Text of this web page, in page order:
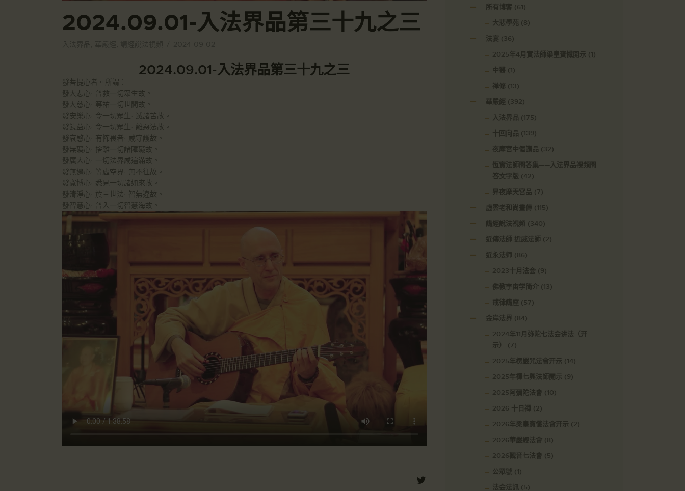
2024.09.01-入法界品第三十九之三
2024.09.01-入法界品第三十九之三
發菩提心者。所謂：
發大悲心· 普救一切眾生故。
發大慈心· 等祐一切世間故。
發安樂心· 令一切眾生· 滅諸苦故。
發饒益心· 令一切眾生· 離惡法故。
發哀愍心· 有怖畏者· 咸守護故。
發無礙心· 捨離一切諸障礙故。
發廣大心· 一切法界咸遍滿故。
發無邊心· 等虛空界· 無不往故。
發寬博心· 悉見一切諸如來故。
發清淨心· 於三世法· 智無違故。
發智慧心· 普入一切智慧海故。
所有博客 (61)
大悲學苑 (8)
法宴 (36)
2025年4月實法師梁皇寶懺開示 (1)
中醫 (1)
禅修 (13)
華嚴經 (392)
入法界品 (175)
十回向品 (139)
夜摩宮中偈讚品 (32)
恆實法師問答集——入法界品視頻問
答文字版 (42)
昇夜摩天宮品 (7)
虛雲老和尚畫傳 (115)
講經說法視頻
(340)
近傳法師 近威法師 (2)
近永法师 (86)
2023十月法会 (9)
佛教宇宙学简介 (13)
戒律講座 (57)
金岸法界 (84)
2024年11月弥陀七法会讲法（开
示）
(7)
2025年楞嚴咒法會开示 (14)
2025年禪七興法師開示 (9)
2025阿彌陀法會 (10)
2026 十日禪
(2)
2026年梁皇寶懺法會开示 (2)
2026華嚴經法會 (8)
2026觀音七法會 (5)
公眾號 (1)
法会法訊 (5)